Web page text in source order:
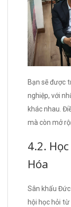
Bạn sẽ được
nghiệp, với
khác nhau.
mà còn mở
4.2.
Hóa
Sân khấu
hội học hỏi